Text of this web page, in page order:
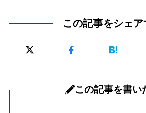
この記事をシェア
この記事を書い